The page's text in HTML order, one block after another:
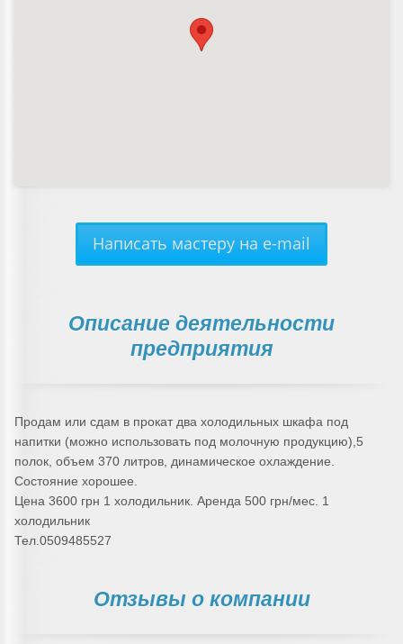
Написать мастеру на e-mail
Описание деятельности
предприятия
Продам или сдам в прокат два холодильных шкафа под
напитки (можно использовать под молочную продукцию),5
полок, объем 370 литров, динамическое охлаждение.
Состояние хорошее.
Цена 3600 грн 1 холодильник. Аренда 500 грн/мес. 1
холодильник
Тел.0509485527
Отзывы о компании